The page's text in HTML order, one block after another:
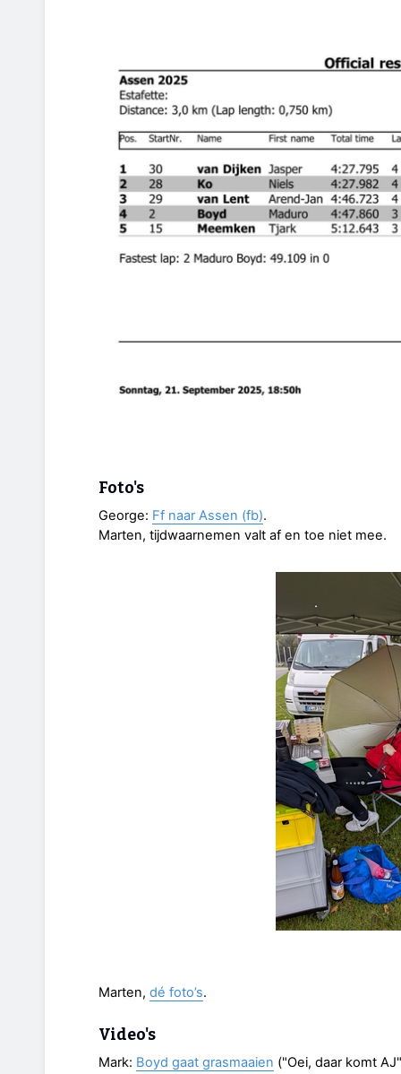
Foto's
George: Ff naar Assen (fb).
Marten, tijdwaarnemen valt af en toe niet mee.
Marten, dé foto’s.
Video's
Mark: Boyd gaat grasmaaien ("Oei, daar komt